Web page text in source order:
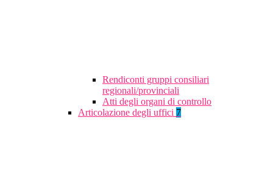
Rendiconti gruppi consiliari
regionali/provinciali
Atti degli organi di controllo
Articolazione degli uffici 7